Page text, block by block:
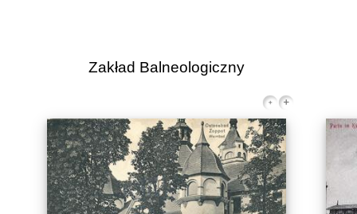
Zakład Balneologiczny